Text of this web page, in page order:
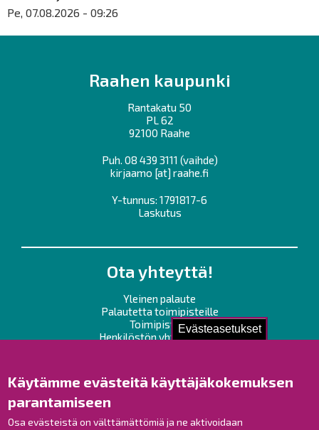
Evästeasetukset
Käytämme evästeitä käyttäjäkokemuksen
parantamiseen
Osa evästeistä on välttämättömiä ja ne aktivoidaan
Pe, 07.08.2026 - 09:26
Raahen kaupunki
Rantakatu 50
PL 62
92100 Raahe
Puh. 08 439 3111 (vaihde)
kirjaamo [at] raahe.fi
Y-tunnus: 1791817-6
Laskutus
Ota yhteyttä!
Yleinen palaute
Palautetta toimipisteille
Toimipisteet
Henkilöstön yhteystiedot
Raahe Facebookissa
Raahe Instagramissa
Raahe LinkedInissä